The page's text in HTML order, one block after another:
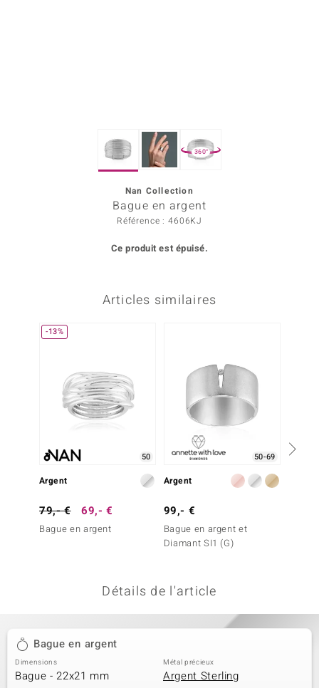
360°
Nan Collection
Bague en argent
Référence : 4606KJ
Ce produit est épuisé.
Articles similaires
-13%
50
Argent
79,- € 69,- €
Bague en argent
50-69
Argent
99,- €
Bague en argent et
Diamant SI1 (G)
Détails de l'article
Bague en argent
Dimensions
Bague - 22x21 mm
Métal précieux
Argent Sterling